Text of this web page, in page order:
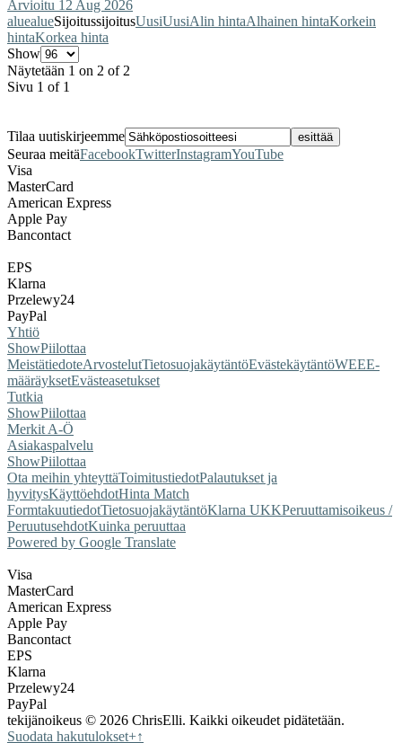
Arvioitu 12 Aug 2026
aluealueSijoitussijoitusUusiUusiAlin hintaAlhainen hintaKorkein
hintaKorkea hinta
Show
Näytetään 1 on 2 of 2
Sivu 1 of 1
Tilaa uutiskirjeemme
Seuraa meitäFacebookTwitterInstagramYouTube
Visa
MasterCard
American Express
Apple Pay
Bancontact
EPS
Klarna
Przelewy24
PayPal
Yhtiö
ShowPiilottaa
MeistätiedoteArvostelutTietosuojakäytäntöEvästekäytäntöWEEE-
määräyksetEvästeasetukset
Tutkia
ShowPiilottaa
Merkit A-Ö
Asiakaspalvelu
ShowPiilottaa
Ota meihin yhteyttäToimitustiedotPalautukset ja
hyvitysKäyttöehdotHinta Match
FormtakuutiedotTietosuojakäytäntöKlarna UKKPeruuttamisoikeus /
PeruutusehdotKuinka peruuttaa
Powered by Google Translate
Visa
MasterCard
American Express
Apple Pay
Bancontact
EPS
Klarna
Przelewy24
PayPal
tekijänoikeus © 2026 ChrisElli. Kaikki oikeudet pidätetään.
Suodata hakutulokset+↑